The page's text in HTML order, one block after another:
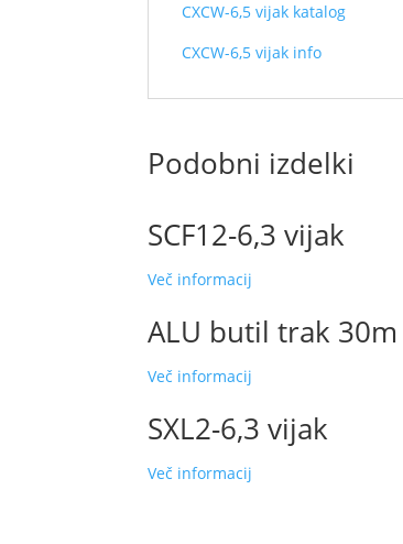
CXCW-6,5 vijak katalog
CXCW-6,5 vijak info
Podobni izdelki
SCF12-6,3 vijak
Več informacij
ALU butil trak 30m
Več informacij
SXL2-6,3 vijak
Več informacij